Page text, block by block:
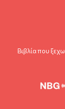
Βιβλία που